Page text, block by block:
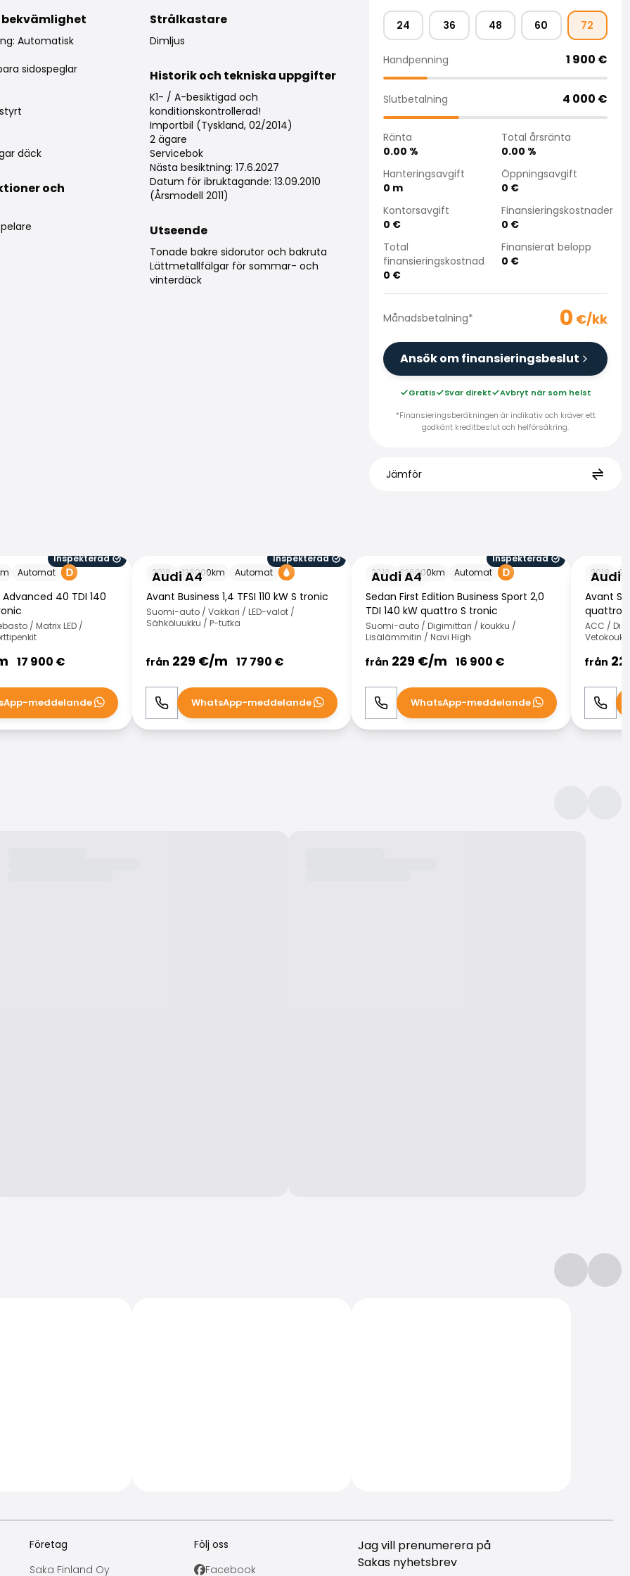
Automatisk
sidospeglar
däck
och
Strålkastare
Dimljus
Historik och tekniska uppgifter
K1- / A-besiktigad och
konditionskontrollerad!
Importbil (Tyskland, 02/2014)
2 ägare
Servicebok
Nästa besiktning: 17.6.2027
Datum för ibruktagande: 13.09.2010
(Årsmodell 2011)
Utseende
Tonade bakre sidorutor och bakruta
Lättmetallfälgar för sommar- och
vinterdäck
24 36 48 60 72
Handpenning 1 900 €
Slutbetalning 4 000 €
Ränta
0.00 %
Total årsränta
0.00 %
Hanteringsavgift
0 m
Öppningsavgift
0 €
Kontorsavgift
0 €
Finansieringskostnader
0 €
Total
finansieringskostnad
0 €
Finansierat belopp
0 €
Månadsbetalning* 0 €/kk
Ansök om finansieringsbeslut
Gratis Svar direkt
Avbryt när som helst
*Finansieringsberäkningen är indikativ och kräver ett
godkänt kreditbeslut och helförsäkring.
Jämför
Inspekterad
Automat
40 TDI 140
/ Matrix LED /
17 900 €
WhatsApp
meddelande
Audi A4
Inspekterad
2016
136000km Automat
Avant Business 1,4 TFSI 110 kW S tronic
Suomi-auto / Vakkari / LED-valot /
Sähköluukku / P-tutka
från 229 €/m 17 790 €
Ring WhatsApp
WhatsApp-meddelande
Audi A4
Inspekterad
2016
226000km Automat
Sedan First Edition Business Sport 2,0
TDI 140 kW quattro S tronic
Suomi-auto / Digimittari / koukku /
Lisälämmitin / Navi High
från 229 €/m 16 900 €
Ring WhatsApp
WhatsApp-meddelande
Audi
2018
Avant S
quattro
ACC /
från
Ring
Företag
Saka Finland Oy
Följ oss
Facebook
Jag vill prenumerera på
Sakas nyhetsbrev